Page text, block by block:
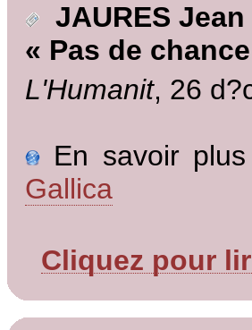
JAURES Jean
« Pas de
L'Humanit, 26
En savoir
Gallica
Cliquez pour